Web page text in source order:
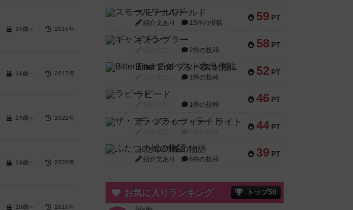
14歳～ 2016年
14歳～ 2017年
14歳～ 2022年
14歳～ 2020年
10歳～ 2018年
59 PT
スモールワールド
紹介文あり 13件の投稿
58 PT
ギャンブラー
2件の投稿
52 PT
Bitter End ブタペスト救出作戦
1件の投稿
46 PT
ラピード
1件の投稿
44 PT
ザ・フラッフィー・ライト
39 PT
ふたつの城の物語
紹介文あり 6件の投稿
お気に入りランキング トップ50
Splendor